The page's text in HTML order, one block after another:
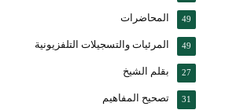
المحاضرات 49
المرئيات والتسجيلات التلفزيونية 49
بقلم الشيخ 27
تصحيح المفاهيم 31